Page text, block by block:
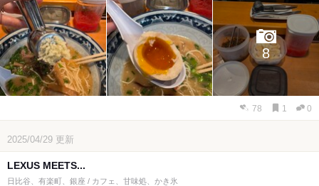
8
78 1 0
2025/04/29 更新
LEXUS MEETS...
日比谷、有楽町、銀座 / カフェ、甘味処、かき氷